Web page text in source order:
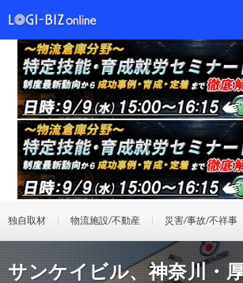
独自取材 物流施設/不動産 災害/事故/不祥事
サンケイビル、神奈川・